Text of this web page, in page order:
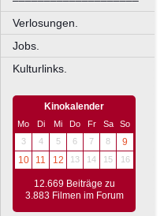
Verlosungen.
Jobs.
Kulturlinks.
Kinokalender
Mo Di Mi Do Fr Sa
So
3
4 5 6 7 8
9
10
11 12 13 14 15 16
12.669 Beiträge zu
3.883 Filmen im Forum